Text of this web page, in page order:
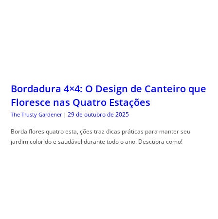
Bordadura 4×4: O Design de Canteiro que
Floresce nas Quatro Estações
The Trusty Gardener | 29 de outubro de 2025
Borda flores quatro esta, ções traz dicas práticas para manter seu
jardim colorido e saudável durante todo o ano. Descubra como!